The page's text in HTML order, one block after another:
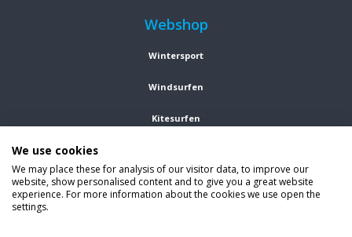
Webshop
Wintersport
Windsurfen
Kitesurfen
Kleding
Vind ons op social media
We use cookies
We may place these for analysis of our visitor data, to improve our
website, show personalised content and to give you a great website
experience. For more information about the cookies we use open the
settings.